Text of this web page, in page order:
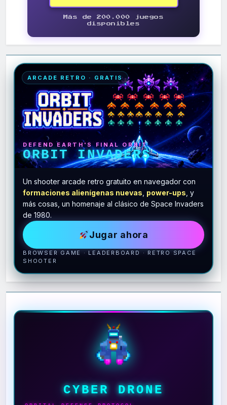
Más de 200.000 juegos
disponibles
ARCADE RETRO · GRATIS
DEFEND EARTH'S FINAL ORBIT
ORBIT INVADERS
Un shooter arcade retro gratuito en navegador con
formaciones alienígenas nuevas power-ups , y
más cosas, un homenaje al clásico de Space Invaders
de 1980.
Jugar ahora
BROWSER GAME · LEADERBOARD · RETRO SPACE
SHOOTER
CYBER DRONE